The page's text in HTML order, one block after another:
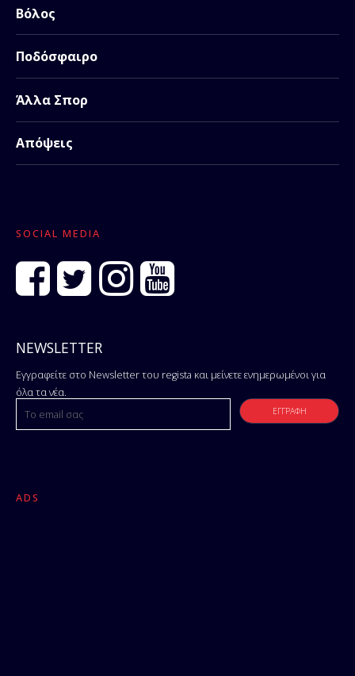
Βόλος
Ποδόσφαιρο
Άλλα Σπορ
Απόψεις
SOCIAL MEDIA
NEWSLETTER
Εγγραφείτε στο Newsletter του regista και μείνετε ενημερωμένοι για
όλα τα νέα.
ADS